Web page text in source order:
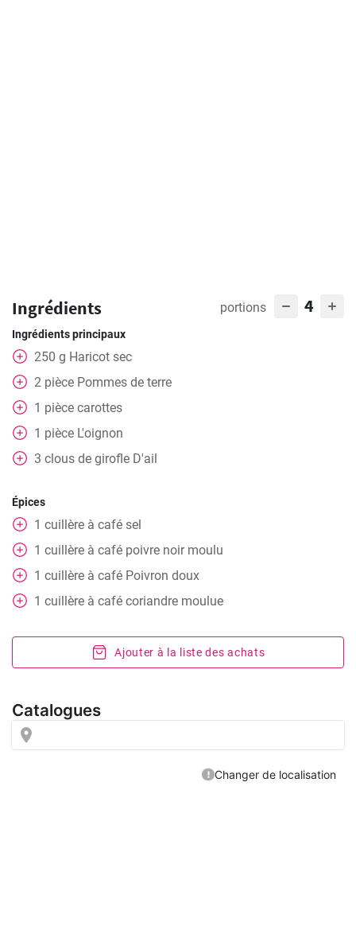
Ingrédients portions 4
Ingrédients principaux
250 g Haricot sec
2 pièce Pommes de terre
1 pièce carottes
1 pièce L'oignon
3 clous de girofle D'ail
Épices
1 cuillère à café sel
1 cuillère à café poivre noir moulu
1 cuillère à café Poivron doux
1 cuillère à café coriandre moulue
Ajouter à la liste des achats